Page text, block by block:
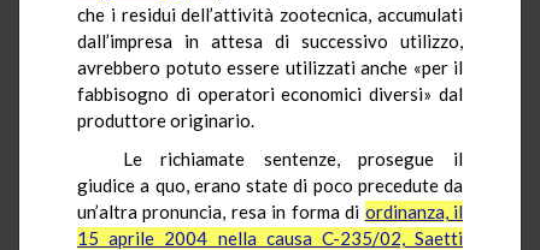
che i residui dell’attività zootecnica, accumulati
dall’impresa in attesa di successivo utilizzo,
avrebbero potuto essere utilizzati anche «per il
fabbisogno di operatori economici diversi» dal
produttore originario.
Le richiamate sentenze, prosegue il
giudice a quo, erano state di poco precedute da
un’altra pronuncia, resa in forma di ordinanza, il
15 aprile 2004 nella causa C-235/02, Saetti